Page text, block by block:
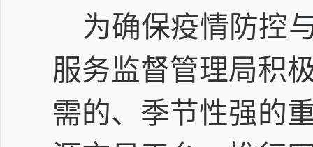
为确保疫情防控
服务监督管理局积
需的、季节性强的